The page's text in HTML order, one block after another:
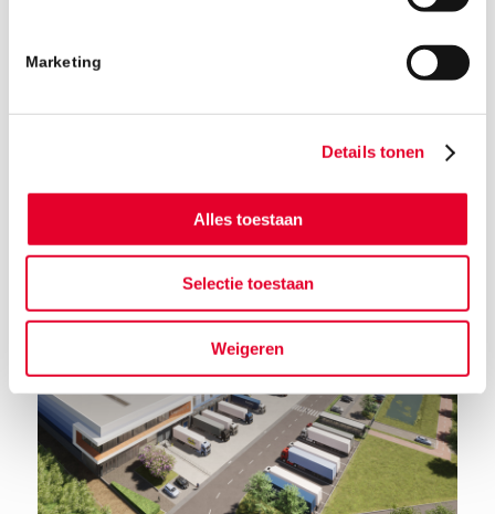
Marketing
Details tonen
Alles toestaan
Selectie toestaan
Weigeren